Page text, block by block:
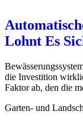
Lohnt Es
die Investition
Faktor ab, den die
Garten- und